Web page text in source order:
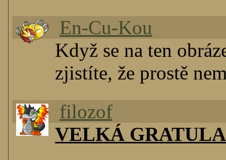
En-Cu-Kou
Když se na ten
zjistíte, že prostě
filozof
VELKÁ